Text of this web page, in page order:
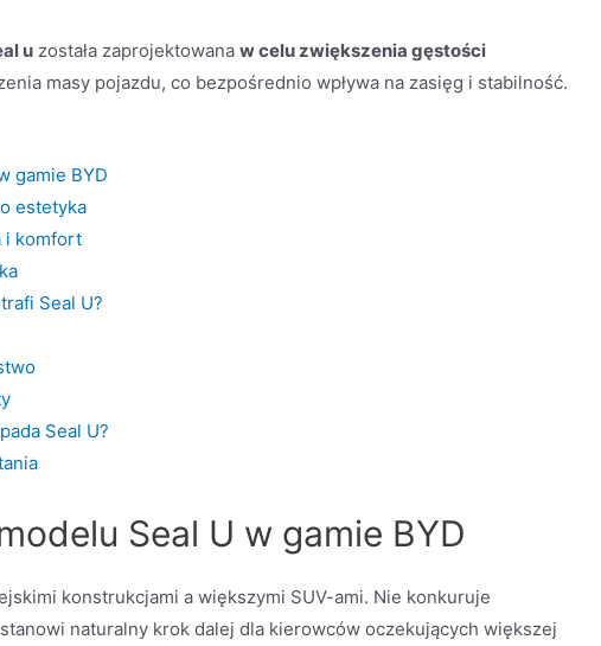
u została zaprojektowana w celu zwiększenia gęstości
masy pojazdu, co bezpośrednio wpływa na zasięg i stabilność.
gamie BYD
estetyka
i komfort
Seal U?
Seal U?
Seal U w gamie BYD
konstrukcjami a większymi SUV-ami. Nie konkuruje
naturalny krok dalej dla kierowców oczekujących większej